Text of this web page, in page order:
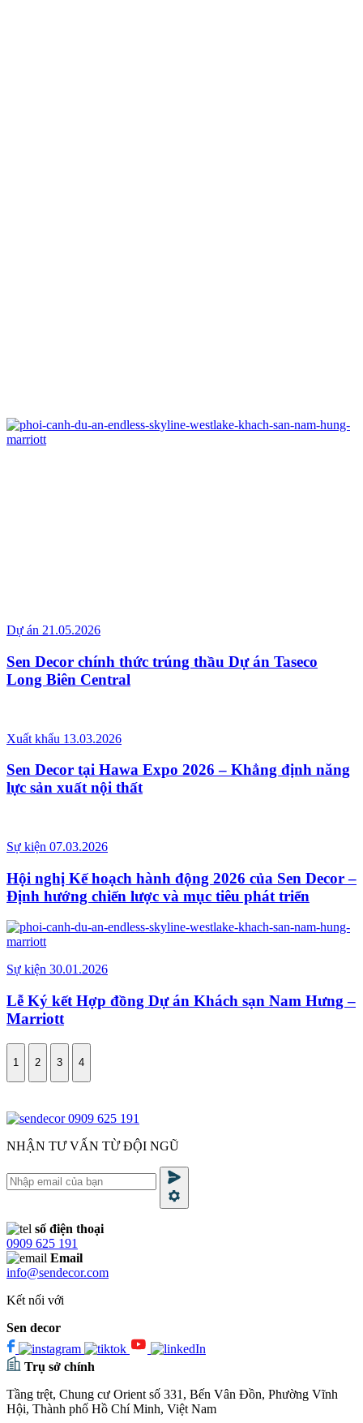
Dự án 21.05.2026
Sen Decor chính thức trúng thầu Dự án Taseco
Long Biên Central
Xuất khẩu 13.03.2026
Sen Decor tại Hawa Expo 2026 – Khẳng định năng
lực sản xuất nội thất
Sự kiện 07.03.2026
Hội nghị Kế hoạch hành động 2026 của Sen Decor –
Định hướng chiến lược và mục tiêu phát triển
Sự kiện 30.01.2026
Lễ Ký kết Hợp đồng Dự án Khách sạn Nam Hưng –
Marriott
1 2 3 4
0909 625 191
NHẬN TƯ VẤN TỪ ĐỘI NGŨ
số điện thoại
0909 625 191
Email
info@sendecor.com
Kết nối với
Sen decor
Trụ sở chính
Tầng trệt, Chung cư Orient số 331, Bến Vân Đồn, Phường Vĩnh
Hội, Thành phố Hồ Chí Minh, Việt Nam